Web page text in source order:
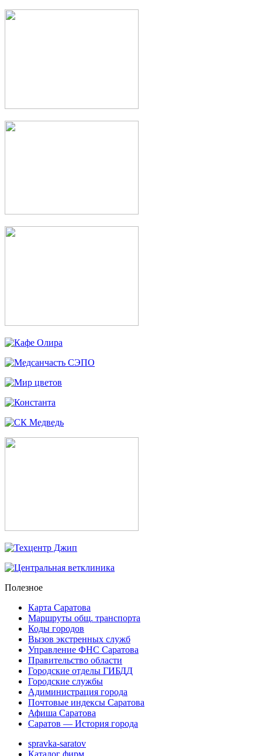
Полезное
Карта Саратова
Маршруты общ. транспорта
Коды городов
Вызов экстренных служб
Управление ФНС Саратова
Правительство области
Городские отделы ГИБДД
Городские службы
Адиминистрация города
Почтовые индексы Саратова
Афиша Саратова
Саратов — История города
spravka-saratov
Каталог фирм